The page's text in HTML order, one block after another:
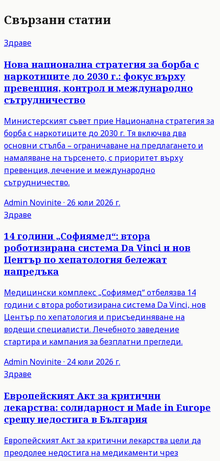
Свързани статии
Здраве
Нова национална стратегия за борба с
наркотиците до 2030 г.: фокус върху
превенция, контрол и международно
сътрудничество
Министерският съвет прие Национална стратегия за
борба с наркотиците до 2030 г. Тя включва два
основни стълба – ограничаване на предлагането и
намаляване на търсенето, с приоритет върху
превенция, лечение и международно
сътрудничество.
Admin Novinite· 26 юли 2026 г.
Здраве
14 години „Софиямед“: втора
роботизирана система Da Vinci и нов
Център по хепатология бележат
напредъка
Медицински комплекс „Софиямед“ отбелязва 14
години с втора роботизирана система Da Vinci, нов
Център по хепатология и присъединяване на
водещи специалисти. Лечебното заведение
стартира и кампания за безплатни прегледи.
Admin Novinite· 24 юли 2026 г.
Здраве
Европейският Акт за критични
лекарства: солидарност и Made in Europe
срещу недостига в България
Европейският Акт за критични лекарства цели да
преодолее недостига на медикаменти чрез